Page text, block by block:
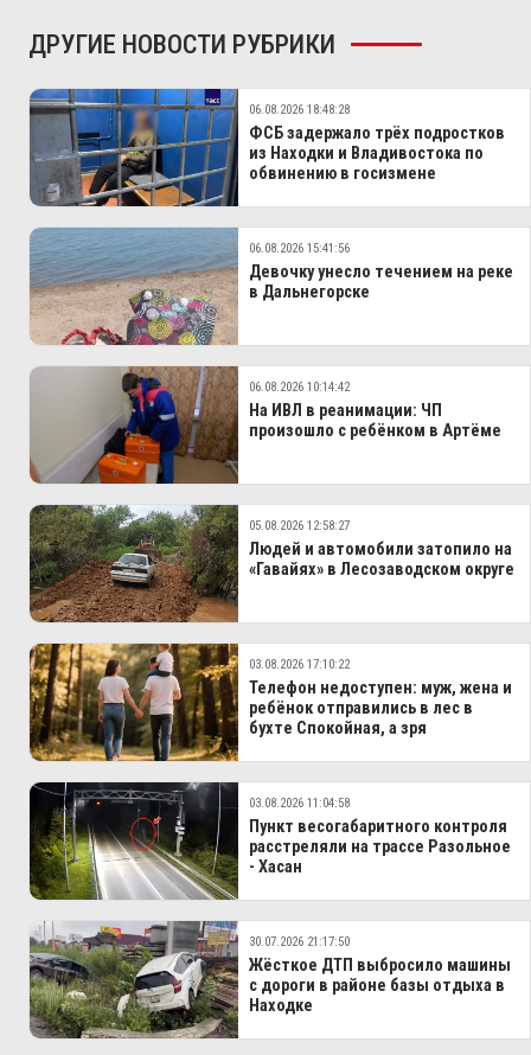
ДРУГИЕ НОВОСТИ РУБРИКИ
06.08.2026 18:48:28
ФСБ задержало трёх подростков
из Находки и Владивостока по
обвинению в госизмене
06.08.2026 15:41:56
Девочку унесло течением на реке
в Дальнегорске
06.08.2026 10:14:42
На ИВЛ в реанимации: ЧП
произошло с ребёнком в Артёме
05.08.2026 12:58:27
Людей и автомобили затопило на
«Гавайях» в Лесозаводском округе
03.08.2026 17:10:22
Телефон недоступен: муж, жена и
ребёнок отправились в лес в
бухте Спокойная, а зря
03.08.2026 11:04:58
Пункт весогабаритного контроля
расстреляли на трассе Разольное
- Хасан
30.07.2026 21:17:50
Жёсткое ДТП выбросило машины
с дороги в районе базы отдыха в
Находке